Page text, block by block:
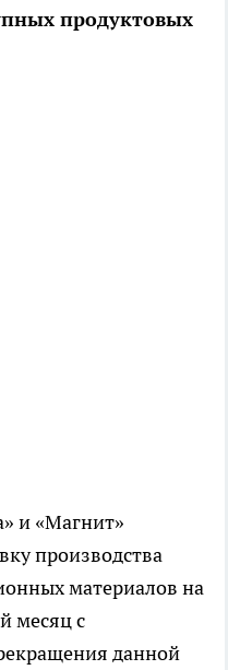
продуктовых
и «Магнит»
производства
материалов на
месяц с
данной